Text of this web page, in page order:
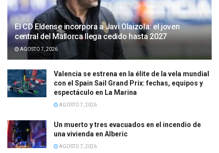
El CD Eldense incorpora a Javi Olaizola: el joven
central del Mallorca llega cedido hasta 2027
AGOSTO 7, 2026
Valencia se estrena en la élite de la vela mundial
con el Spain Sail Grand Prix: fechas, equipos y
espectáculo en La Marina
AGOSTO 7, 2026
Un muerto y tres evacuados en el incendio de
una vivienda en Alberic
AGOSTO 7, 2026